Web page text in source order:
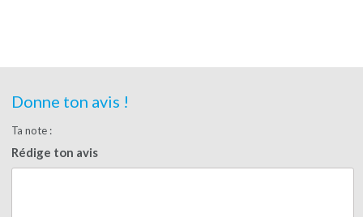
Donne ton avis !
Ta note :
Rédige ton avis